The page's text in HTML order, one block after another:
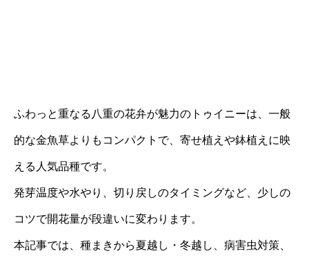
ふわっと重なる八重の花弁が魅力のトゥイニーは、一般
的な金魚草よりもコンパクトで、寄せ植えや鉢植えに映
える人気品種です。
発芽温度や水やり、切り戻しのタイミングなど、少しの
コツで開花量が段違いに変わります。
本記事では、種まきから夏越し・冬越し、病害虫対策、